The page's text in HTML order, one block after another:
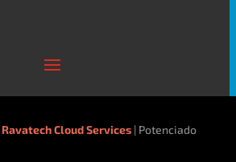
Ravatech Cloud Services| Potenciado